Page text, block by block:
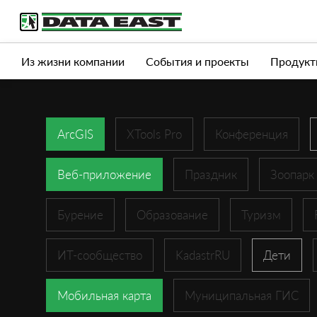
Услуги Продукты Истории успеха
Из жизни компании События и проекты
ArcGIS XTools Pro Конференция
Веб-приложение Праздник Зоопарк
Бурение Образование Туризм
ИТ-сообщество KadastrRU Дети
Мобильная карта Муниципальная ГИС